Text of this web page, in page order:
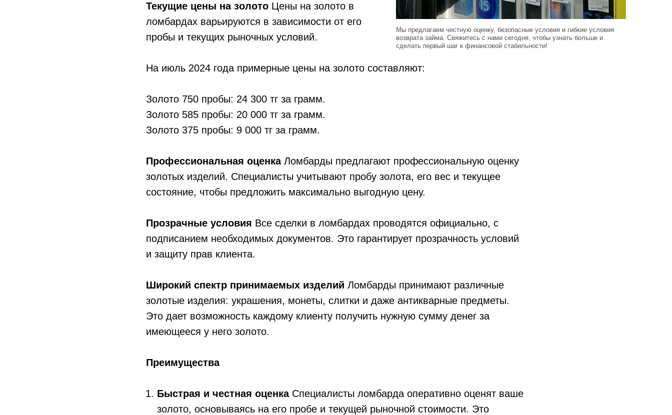
Мы предлагаем честную оценку, безопасные условия и гибкие условия
возврата займа. Свяжитесь с нами сегодня, чтобы узнать больше и
сделать первый шаг к финансовой стабильности!
Текущие цены на золото Цены на золото в
ломбардах варьируются в зависимости от его
пробы и текущих рыночных условий.
На июль 2024 года примерные цены на золото составляют:
Золото 750 пробы: 24 300 тг за грамм.
Золото 585 пробы: 20 000 тг за грамм.
Золото 375 пробы: 9 000 тг за грамм.
Профессиональная оценкаЛомбарды предлагают профессиональную оценку
золотых изделий. Специалисты учитывают пробу золота, его вес и текущее
состояние, чтобы предложить максимально выгодную цену.
Прозрачные условия Все сделки в ломбардах проводятся официально, с
подписанием необходимых документов. Это гарантирует прозрачность условий
и защиту прав клиента.
Широкий спектр принимаемых изделий Ломбарды принимают различные
золотые изделия: украшения, монеты, слитки и даже антикварные предметы.
Это дает возможность каждому клиенту получить нужную сумму денег за
имеющееся у него золото.
Преимущества
Быстрая и честная оценкаСпециалисты ломбарда оперативно оценят ваше
золото, основываясь на его пробе и текущей рыночной стоимости. Это